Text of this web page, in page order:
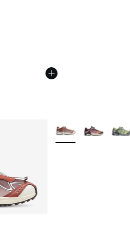
Plus de couleurs